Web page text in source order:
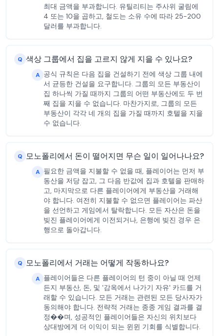
최대 금액을 부과합니다. 유틸리티는 주사위 굴림에
4 또는 10을 곱하고, 철도는 소유 수에 따라 25-200
달러를 부과합니다.
Q 색상 그룹에서 집을 고르지 않게 지을 수 있나요?
A 공식 규칙은 다음 집을 건설하기 전에 색상 그룹 내에
서 균등한 건설을 요구합니다. 그룹의 모든 부동산이
집 하나씩 가질 때까지 그룹의 어떤 부동산에도 두 번
째 집을 지을 수 없습니다. 마찬가지로, 그룹의 모든
부동산이 각각 네 개의 집을 가질 때까지 호텔을 지을
수 없습니다.
Q 모노폴리에서 돈이 떨어지면 무슨 일이 일어나나요?
A 필요한 금액을 지불할 수 없을 때, 플레이어는 먼저 부
동산을 저당 잡고, 그 다음 반값에 집과 호텔을 판매하
고, 마지막으로 다른 플레이어에게 부동산을 거래해
야 합니다. 여전히 지불할 수 없으면 플레이어는 파산
을 선언하고 게임에서 탈락합니다. 모든 자산은 돈을
빚진 플레이어에게 이전되거나, 은행에 빚진 경우 은
행으로 돌아갑니다.
Q 모노폴리에서 거래는 어떻게 작동하나요?
A 플레이어들은 다른 플레이어의 턴 중이 아닐 때 언제
든지 부동산, 돈, 및 '감옥에서 나가기 자유' 카드를 거
래할 수 있습니다. 모든 거래는 관련된 모든 당사자가
동의해야 합니다. 전략적 거래는 종종 게임 결과를 결
정��며, 성공적인 플레이어들은 자신의 위치보다
상대방에게 더 이익이 되는 윈윈 기회를 식별합니다.